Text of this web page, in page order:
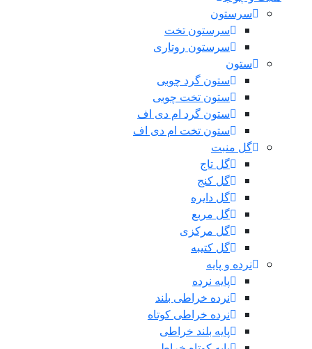
سرستون
سرستون تخت
سرستون روتاری
ستون
ستون گرد چوبی
ستون تخت چوبی
ستون گرد ام دی اف
ستون تخت ام دی اف
گل منبت
گل تاج
گل کنج
گل دایره
گل مربع
گل مرکزی
گل کتیبه
نرده و پایه
پایه نرده
نرده خراطی بلند
نرده خراطی کوتاه
پایه بلند خراطی